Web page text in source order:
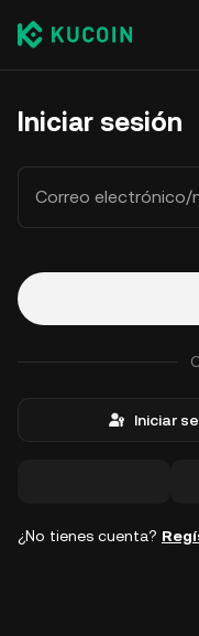
Iniciar sesión
Correo electrónico/
Iniciar
¿No tienes cuenta?